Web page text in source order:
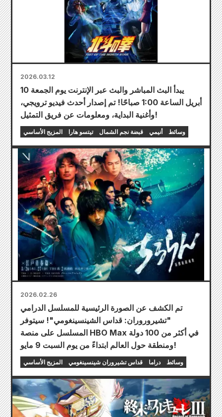
2026.03.12
يبدأ البث المباشر والبث عبر الإنترنت يوم الجمعة 10
أبريل الساعة 1:00 صباحًا! تم إصدار أحدث فيديو ترويجي،
وأغنية البداية، ومعلومات عن فريق التمثيل!
المزيج الأساسي تيتسو هارا قبضة نجم الشمال أنيمي وسائط
2026.02.26
تم الكشف عن الصورة الرئيسية للمسلسل الدرامي
"تشيروروران: قداس الشينسينغومي"! سيتوفر
المسلسل على منصة HBO Max في أكثر من 100 دولة
ومنطقة حول العالم ابتداءً من يوم السبت 9 مايو!
المزيج الأساسي قداس تشيروران شينسينغومي دراما وسائط